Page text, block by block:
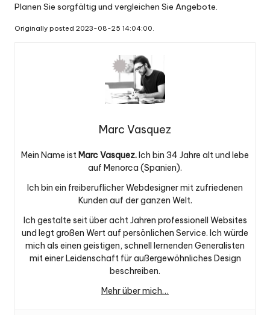
Planen Sie sorgfältig und vergleichen Sie Angebote.
Originally posted 2023-08-25 14:04:00.
Marc Vasquez
Mein Name istMarc Vasquez.Ich bin 34 Jahre alt und lebe
auf Menorca (Spanien).
Ich bin ein freiberuflicher Webdesigner mit zufriedenen
Kunden auf der ganzen Welt.
Ich gestalte seit über acht Jahren professionell Websites
und legt großen Wert auf persönlichen Service. Ich würde
mich als einen geistigen, schnell lernenden Generalisten
mit einer Leidenschaft für außergewöhnliches Design
beschreiben.
Mehr über mich…